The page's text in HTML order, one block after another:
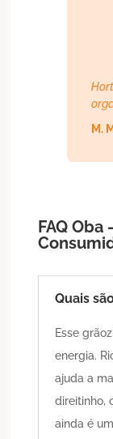
M.
FAQ
Quais
Esse
energia.
ajuda a
direitinho,
ainda é